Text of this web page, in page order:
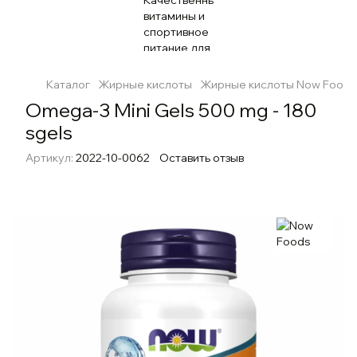
Каталог Жирные кислоты Жирные кислоты Now Foods
Omega-3 Mini Gels 500 mg - 180
sgels
Артикул: 2022-10-0062 Оставить отзыв